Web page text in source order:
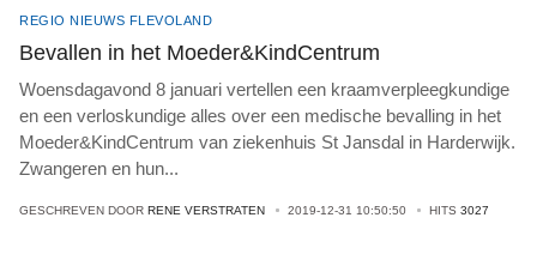
REGIO NIEUWS FLEVOLAND
Bevallen in het Moeder&KindCentrum
Woensdagavond 8 januari vertellen een kraamverpleegkundige
en een verloskundige alles over een medische bevalling in het
Moeder&KindCentrum van ziekenhuis St Jansdal in Harderwijk.
Zwangeren en hun...
GESCHREVEN DOOR RENE VERSTRATEN 2019-12-31 10:50:50 HITS 3027